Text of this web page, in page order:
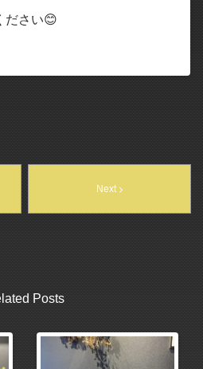
ださい😊
Next
Posts